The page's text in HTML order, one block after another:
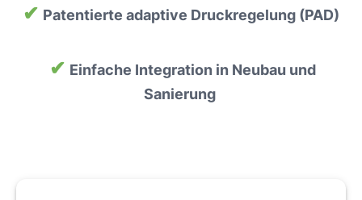
✔ Patentierte adaptive Druckregelung (PAD)
✔ Einfache Integration in Neubau und
Sanierung